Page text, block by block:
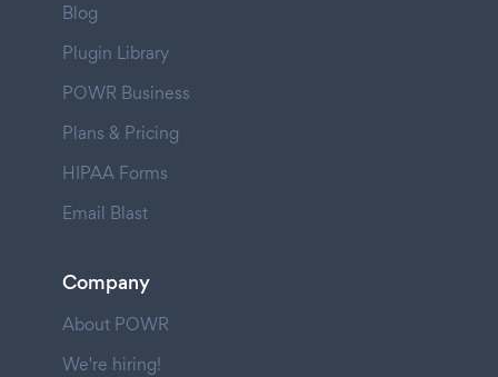
Blog
Plugin Library
POWR Business
Plans & Pricing
HIPAA Forms
Email Blast
Company
About POWR
We're hiring!